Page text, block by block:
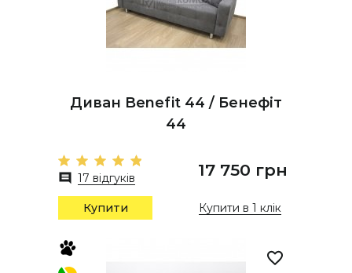
Диван Benefit 44 / Бенефіт
44
17 відгуків 17 750 грн
Купити Купити в 1 клік